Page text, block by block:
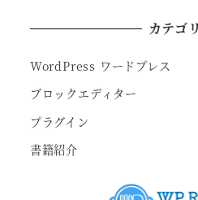
カテゴ
WordPress ワードプレス
ブロックエディター
プラグイン
書籍紹介